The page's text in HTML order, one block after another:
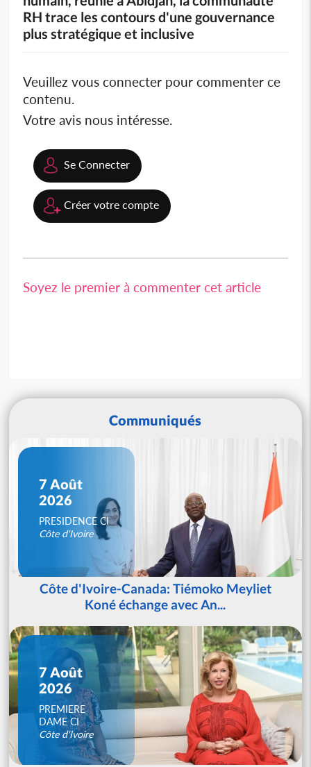
RH trace les contours d'une gouvernance
plus stratégique et inclusive
Veuillez vous connecter pour commenter ce
contenu.
Votre avis nous intéresse.
Se Connecter
Créer votre compte
Soyez le premier à commenter cet article
Communiqués
7 Août
2026
PRESIDENCE CI
Côte d'Ivoire
Côte d'Ivoire-Canada: Tiémoko Meyliet
Koné échange avec An...
7 Août
2026
PREMIERE
DAME CI
Côte d'Ivoire